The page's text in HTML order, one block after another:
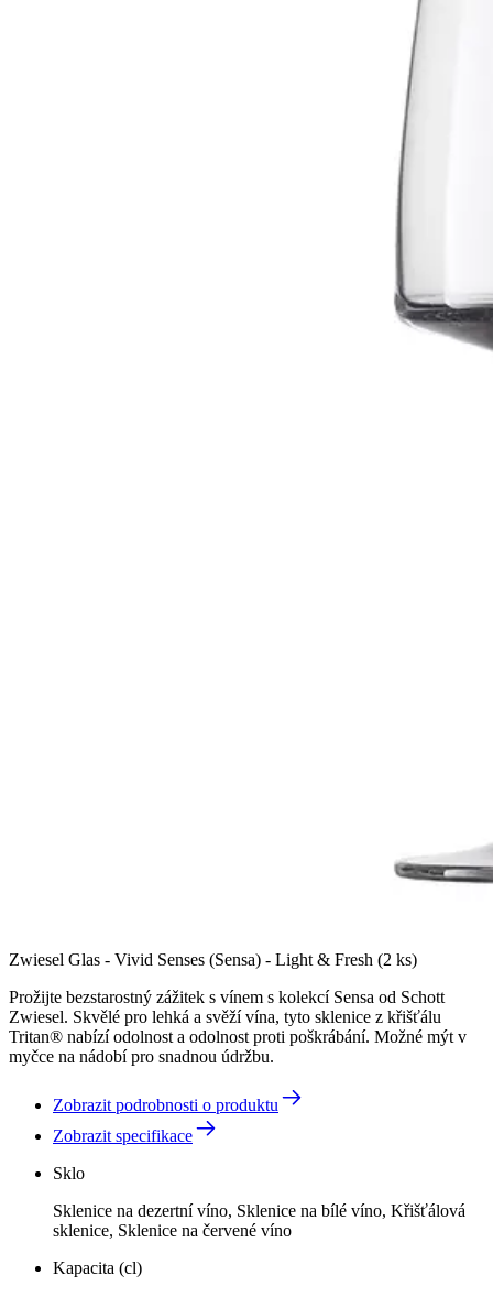
Zwiesel Glas - Vivid Senses (Sensa) - Light & Fresh (2 ks)
Prožijte bezstarostný zážitek s vínem s kolekcí Sensa od Schott
Zwiesel. Skvělé pro lehká a svěží vína, tyto sklenice z křišťálu
Tritan® nabízí odolnost a odolnost proti poškrábání. Možné mýt v
myčce na nádobí pro snadnou údržbu.
Zobrazit podrobnosti o produktu
Zobrazit specifikace
Sklo
Sklenice na dezertní víno, Sklenice na bílé víno, Křišťálová
sklenice, Sklenice na červené víno
Kapacita (cl)